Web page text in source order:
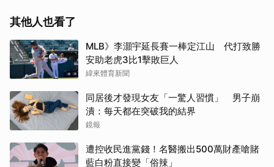
其他人也看了
MLB》李灝宇延長賽一棒定江山 代打致勝
安助老虎3比1擊敗巨人
緯來體育新聞
同居後才發現女友「一驚人習慣」 男子崩
潰：每天都在突破我的結界
鏡報
遭控收民進黨錢！名醫搬出500萬財產嗆賭
藍白粉直接變「俗辣」